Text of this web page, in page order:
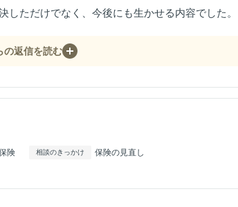
ただけでなく、今後にも生かせる内容でした。
の返信を読む
険 相談のきっかけ 保険の見直し